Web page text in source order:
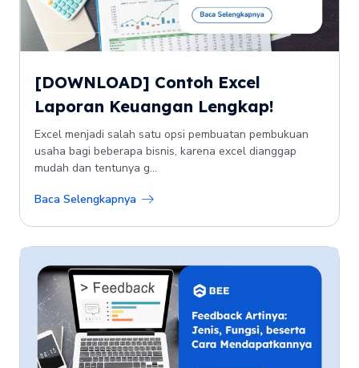
[DOWNLOAD] Contoh Excel
Laporan Keuangan Lengkap!
Excel menjadi salah satu opsi pembuatan pembukuan
usaha bagi beberapa bisnis, karena excel dianggap
mudah dan tentunya g...
Baca Selengkapnya